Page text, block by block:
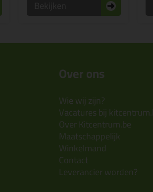
Over ons
Wie wij zijn?
Vacatures bij
Over Kitcentrum.be
Maatschappelijk
Winkelmand
Contact
Leverancier worden?